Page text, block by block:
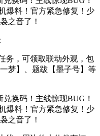
务，可领取联动外观，包
梦】、题跋【墨子号】等